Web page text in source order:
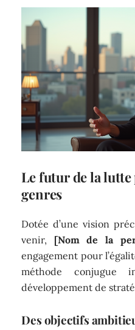
Le futur de la lutte
genres
Dotée d’une vision
venir, [Nom de la
engagement pour
méthode conjugue
développement de
Des objectifs